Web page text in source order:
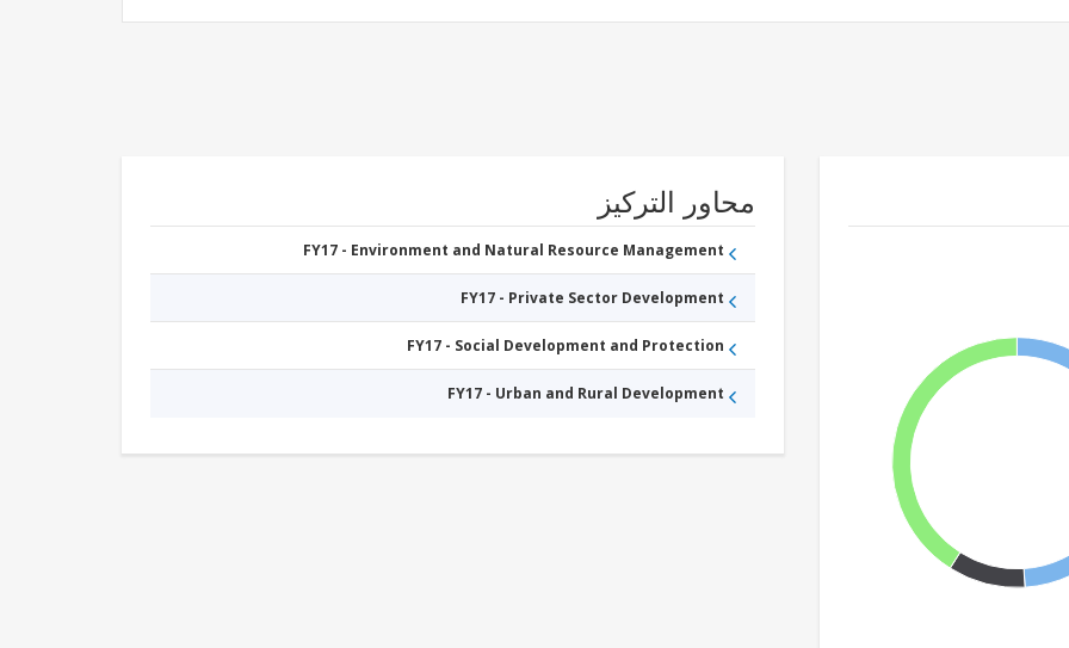
محاور التركيز
FY17 - Environment and Natural Resource Management
FY17 - Private Sector Development
FY17 - Social Development and Protection
FY17 - Urban and Rural Development